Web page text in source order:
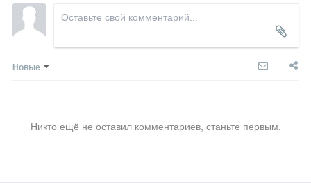
Новые
Никто ещё не оставил комментариев, станьте первым.